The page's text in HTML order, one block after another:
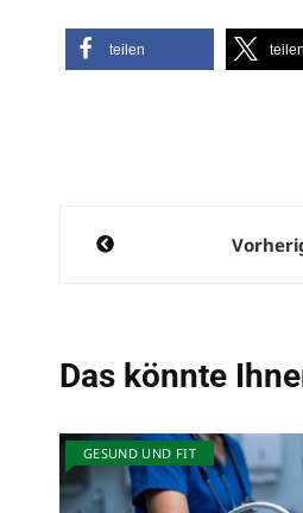
teilen teilen
Das könnte
GESUND UND FIT